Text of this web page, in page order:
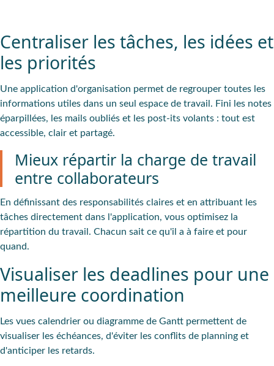
Centraliser les tâches, les idées et
les priorités
Une application d'organisation permet de regrouper toutes les
informations utiles dans un seul espace de travail. Fini les notes
éparpillées, les mails oubliés et les post-its volants : tout est
accessible, clair et partagé.
Mieux répartir la charge de travail
entre collaborateurs
En définissant des responsabilités claires et en attribuant les
tâches directement dans l'application, vous optimisez la
répartition du travail. Chacun sait ce qu'il a à faire et pour
quand.
Visualiser les deadlines pour une
meilleure coordination
Les vues calendrier ou diagramme de Gantt permettent de
visualiser les échéances, d'éviter les conflits de planning et
d'anticiper les retards.